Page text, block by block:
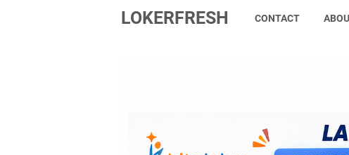
LOKERFRESH CONTACT